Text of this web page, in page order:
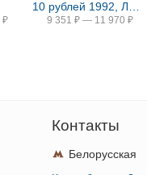
₽ 9 351 ₽ — 11 970 ₽
Контакты
Белорусская